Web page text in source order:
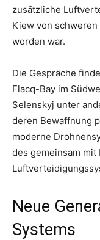
zusätzliche
Kiew von
worden war.
Die Gespräche
Flacq-Bay im
Selenskyj unter
deren Bewaffnung
moderne
des gemeinsam
Neue
Systems